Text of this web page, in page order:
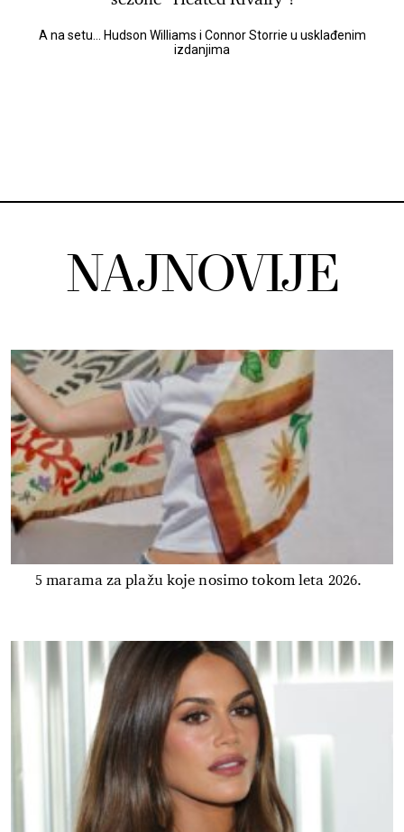
A na setu... Hudson Williams i Connor Storrie u usklađenim
izdanjima
NAJNOVIJE
5 marama za plažu koje nosimo tokom leta 2026.